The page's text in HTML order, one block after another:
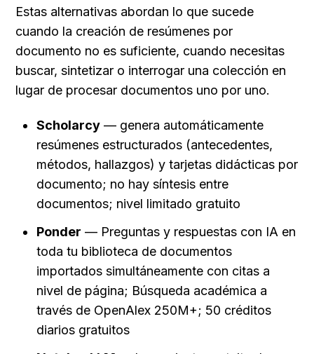
Estas alternativas abordan lo que sucede
cuando la creación de resúmenes por
documento no es suficiente, cuando necesitas
buscar, sintetizar o interrogar una colección en
lugar de procesar documentos uno por uno.
Scholarcy — genera automáticamente
resúmenes estructurados (antecedentes,
métodos, hallazgos) y tarjetas didácticas por
documento; no hay síntesis entre
documentos; nivel limitado gratuito
Ponder — Preguntas y respuestas con IA en
toda tu biblioteca de documentos
importados simultáneamente con citas a
nivel de página; Búsqueda académica a
través de OpenAlex 250M+; 50 créditos
diarios gratuitos